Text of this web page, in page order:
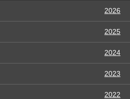
2026
2025
2024
2023
2022